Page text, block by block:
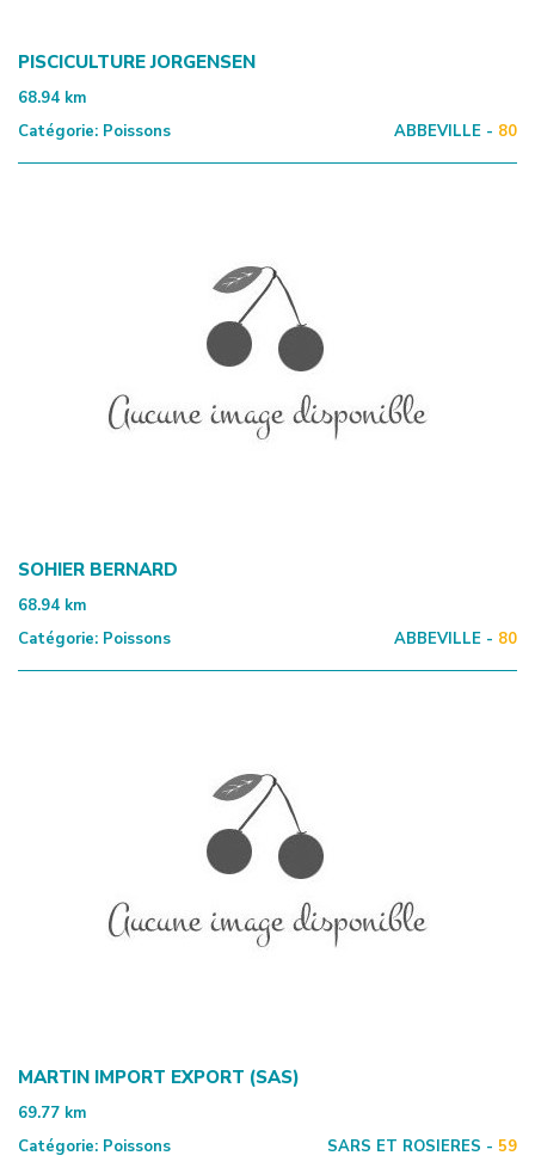
PISCICULTURE JORGENSEN
68.94 km
Catégorie: Poissons ABBEVILLE - 80
SOHIER BERNARD
68.94 km
Catégorie: Poissons ABBEVILLE - 80
MARTIN IMPORT EXPORT (SAS)
69.77 km
Catégorie: Poissons SARS ET ROSIERES - 59